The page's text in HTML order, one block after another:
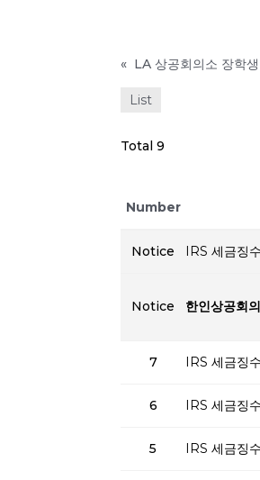
« LA 상공회의소 장학
List
Total 9
Number
Notice IRS 세금징
Notice 한인상공회
7 IRS 세금징
6 IRS 세금징
5 IRS 세금징